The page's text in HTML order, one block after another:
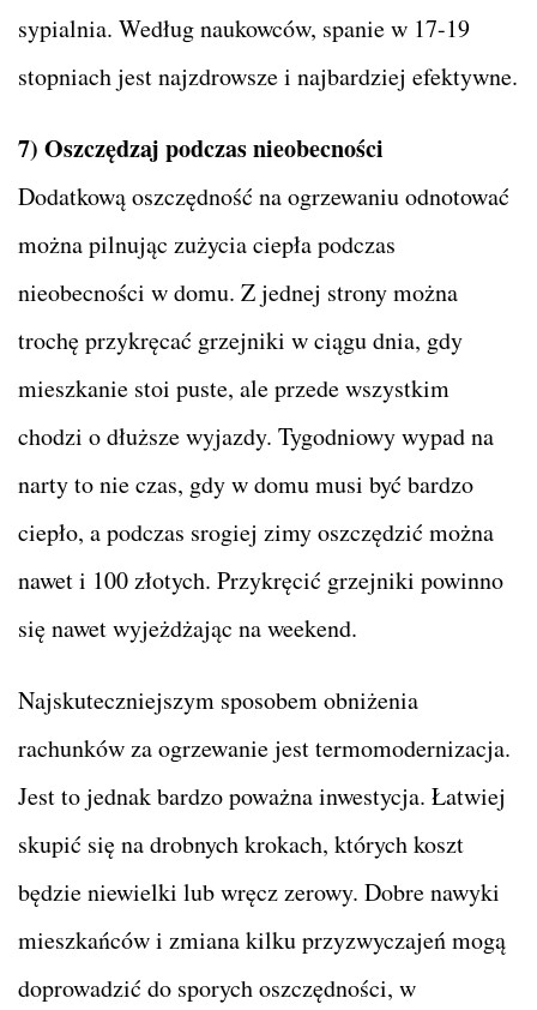
sypialnia. Według naukowców, spanie w 17-19
stopniach jest najzdrowsze i najbardziej efektywne.
7) Oszczędzaj podczas nieobecności
Dodatkową oszczędność na ogrzewaniu odnotować
można pilnując zużycia ciepła podczas
nieobecności w domu. Z jednej strony można
trochę przykręcać grzejniki w ciągu dnia, gdy
mieszkanie stoi puste, ale przede wszystkim
chodzi o dłuższe wyjazdy. Tygodniowy wypad na
narty to nie czas, gdy w domu musi być bardzo
ciepło, a podczas srogiej zimy oszczędzić można
nawet i 100 złotych. Przykręcić grzejniki powinno
się nawet wyjeżdżając na weekend.
Najskuteczniejszym sposobem obniżenia
rachunków za ogrzewanie jest termomodernizacja.
Jest to jednak bardzo poważna inwestycja. Łatwiej
skupić się na drobnych krokach, których koszt
będzie niewielki lub wręcz zerowy. Dobre nawyki
mieszkańców i zmiana kilku przyzwyczajeń mogą
doprowadzić do sporych oszczędności, w